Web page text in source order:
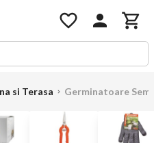
si Terasa Germinatoare